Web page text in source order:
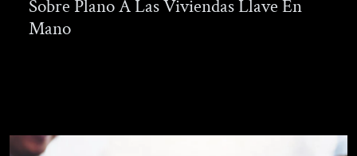
Sobre Plano A Las Viviendas Llave En
Mano